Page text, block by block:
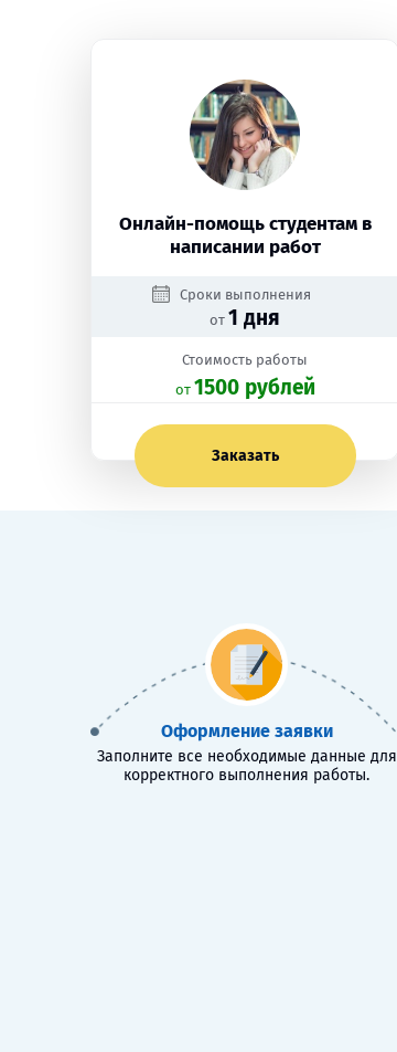
Онлайн-помощь студентам в
написании работ
Сроки выполнения
от 1 дня
Стоимость работы
oт 1500 рублей
Заказать
Оформление заявки
Заполните все необходимые данные для
корректного выполнения работы.